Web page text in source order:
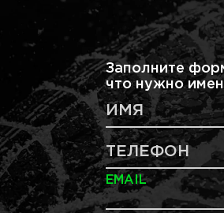
Заполните
что нужно
ИМЯ
ТЕЛЕФОН
EMAIL